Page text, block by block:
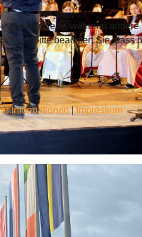
der Seite, während
Bitte beachten Sie,
Informationen|Impressum